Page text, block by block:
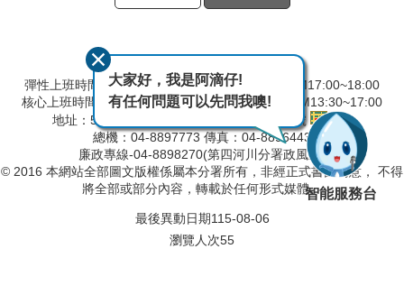
彈性上班時間：AM8:00~09:00 彈性下班時間：PM17:00~18:00
核心上班時間：星期一 ~ 星期五 AM8:30~12:30 PM13:30~17:00
地址：524001彰化縣溪州鄉中山路三段640號
總機：04-8897773 傳真：04-8896443
廉政專線-04-8898270(第四河川分署政風室)
© 2016 本網站全部圖文版權係屬本分署所有，非經正式書面同意， 不得
將全部或部分內容，轉載於任何形式媒體。
最後異動日期115-08-06
瀏覽人次55
大家好，我是阿滴仔!
有任何問題可以先問我噢!
智能服務台